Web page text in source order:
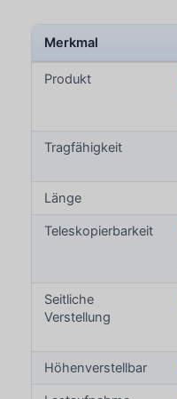
Merkmal
Produkt
Tragfähigkeit
Länge
Teleskopierbarkeit
Seitliche
Verstellung
Höhenverstellbar